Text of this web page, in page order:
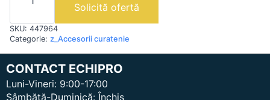
PPL
0,9
(
Solicită ofertă
SKU: 447964
Categorie: z_Accesorii curatenie
CONTACT ECHIPRO
Luni-Vineri: 9:00-17:00
Sâmbătă-Duminică: Închis